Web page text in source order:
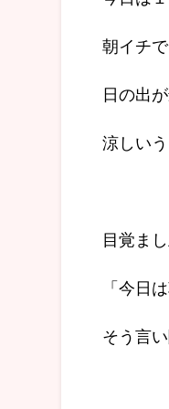
朝イチ
日の出
涼しい
目覚ま
「今日
そう言